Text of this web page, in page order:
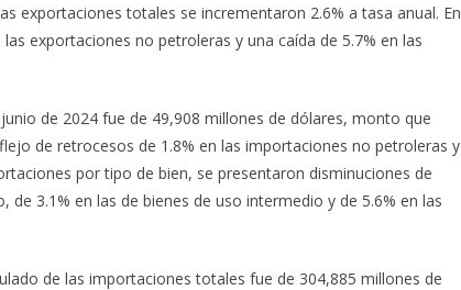
exportaciones totales se incrementaron 2.6% a tasa anual. En
exportaciones no petroleras y una caída de 5.7% en las
de 2024 fue de 49,908 millones de dólares, monto que
de retrocesos de 1.8% en las importaciones no petroleras y
por tipo de bien, se presentaron disminuciones de
3.1% en las de bienes de uso intermedio y de 5.6% en las
de las importaciones totales fue de 304,885 millones de